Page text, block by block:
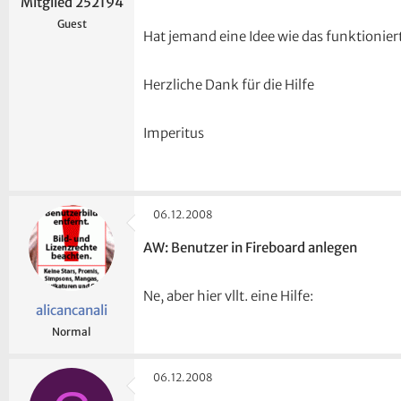
Guest
Hat jemand eine Idee wie das
Herzliche Dank für die Hilfe
Imperitus
alicancanali
Normal
06.12.2008
AW: Benutzer in Fireboard anlegen
Ne, aber hier vllt. eine Hilfe:
06.12.2008